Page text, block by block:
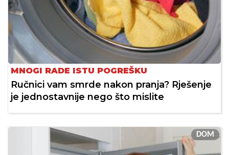
MNOGI RADE ISTU POGREŠKU
Ručnici vam smrde nakon pranja? Rješenje
je jednostavnije nego što mislite
DOM